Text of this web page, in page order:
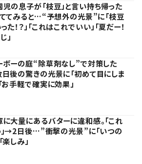
の息子が「枝豆」と言い持ち帰った
てみると…“予想外の光景”に「枝豆
た！？」「これはこれでいい」「夏だー！
」
ボーの庭“除草剤なし”で対策した
後の驚きの光景に「初めて目にしま
お手軽で確実に効果」
大量にあるバターに違和感。「これ
」→2日後…”衝撃の光景”に「いつの
楽しみ」